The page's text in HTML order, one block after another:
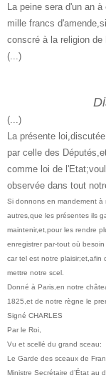
La peine sera d'un an
mille francs
conscré à la religion de
(...)
(...)
La présente
par celle des
comme loi de
observée dans tout
Si donnons en mandement à
autres,que les présentes ils
maintenir,et,pour les rendre
enregistrer par-tout où besoin
car tel est notre plaisir;et,afin
mettre notre scel.
Donné à Paris,en notre
1825,et de notre règne le
Signé CHARLES
Par le Roi,
Vu et scellé du grand sceau:
Le Garde des sceaux de
Ministre Secrétaire d’État au